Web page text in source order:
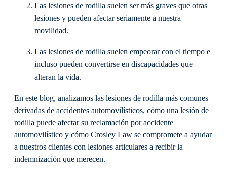
Las lesiones de rodilla suelen ser más graves que otras
lesiones y pueden afectar seriamente a nuestra
movilidad.
Las lesiones de rodilla suelen empeorar con el tiempo e
incluso pueden convertirse en discapacidades que
alteran la vida.
En este blog, analizamos las lesiones de rodilla más comunes
derivadas de accidentes automovilísticos, cómo una lesión de
rodilla puede afectar su reclamación por accidente
automovilístico y cómo Crosley Law se compromete a ayudar
a nuestros clientes con lesiones articulares a recibir la
indemnización que merecen.